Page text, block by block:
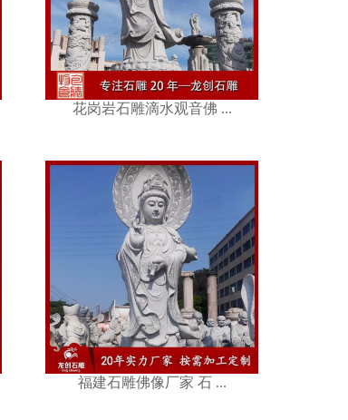
花岗岩石雕滴水观音佛 ...
福建石雕佛像厂家 石 ...